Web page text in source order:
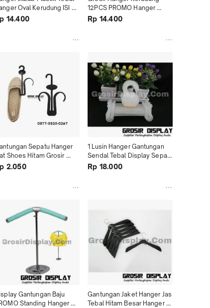
Oval Kerudung ISI
Warna Murah
14.400
12PCS PROMO Hanger
Pasmina Oval Tebal Murah
Rp 14.400
Sepatu Hanger
Shoes Hitam Grosir
Selop Murah
2.050
1 Lusin Hanger Gantungan
Sendal Tebal Display Sepatu
Hanger Sendal
Rp 18.000
Gantungan Baju
Standing Hanger
Gantungan Jaket Hanger Jas
Tebal Hitam Besar Hanger